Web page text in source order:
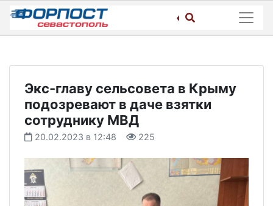
Skip
content
Экс-главу сельсовета в Крыму
подозревают в даче взятки
сотруднику МВД
20.02.2023 в 12:48 225